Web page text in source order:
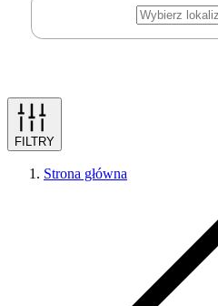
FILTRY
Strona główna